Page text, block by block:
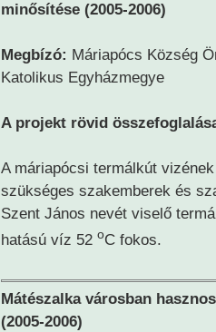
minősítése (2005-2006)
Megbízó: Máriapócs Község
Katolikus Egyházmegye
A projekt rövid
A máriapócsi termálkút
szükséges szakemberek és
Szent János nevét viselő
hatású víz 52 oC fokos.
Mátészalka városban
(2005-2006)